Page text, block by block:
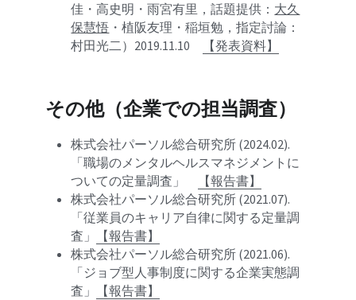
佳・高史明・雨宮有里，話題提供： 大久
保慧悟 ・植阪友理・稲垣勉，指定討論：
村田光二）2019.11.10
【発表資料】
その他（企業での担当調査）
株式会社パーソル総合研究所 (2024.02).
「職場のメンタルヘルスマネジメントに
ついての定量調査」
【報告書】
株式会社パーソル総合研究所 (2021.07).
「従業員のキャリア自律に関する定量調
査」
【報告書】
株式会社パーソル総合研究所 (2021.06).
「ジョブ型人事制度に関する企業実態調
査」
【報告書】